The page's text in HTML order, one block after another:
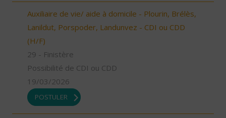
Auxiliaire de vie/ aide à domicile - Plourin, Brélès,
Lanildut, Porspoder, Landunvez - CDI ou CDD
(H/F)
29 - Finistère
Possibilité de CDI ou CDD
19/03/2026
POSTULER